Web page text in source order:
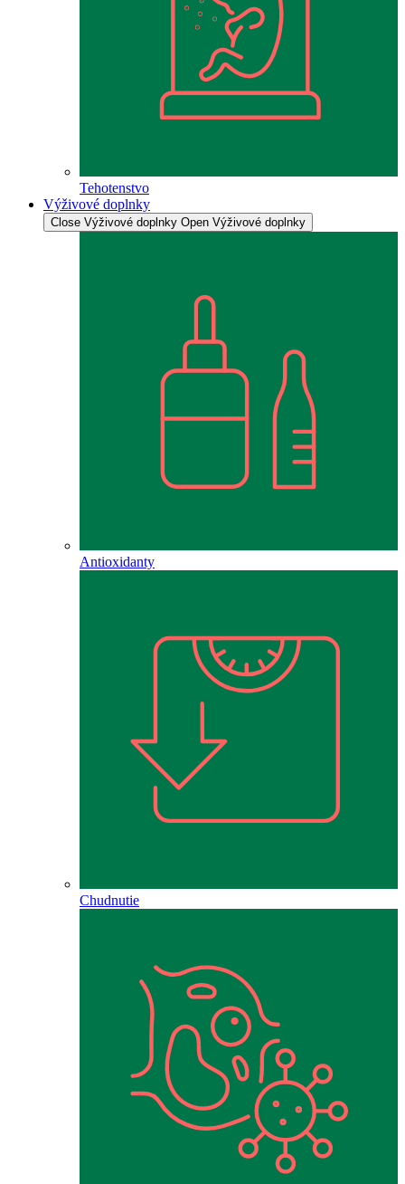
Tehotenstvo
Výživové doplnky
Close Výživové doplnky Open Výživové doplnky
Antioxidanty
Chudnutie